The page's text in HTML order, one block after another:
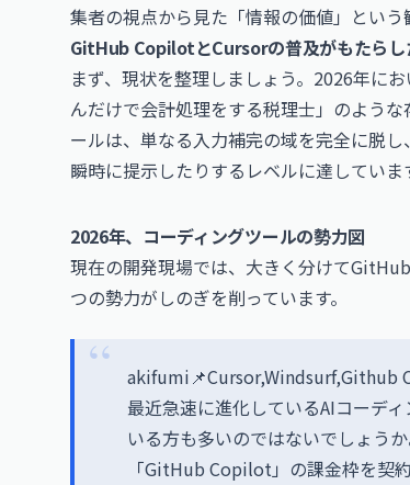
集者の視点から見た「情報の価値」という
GitHub CopilotとCursorの普及がもたらし
まず、現状を整理しましょう。2026年に
んだけで会計処理をする税理士」のよう
ールは、単なる入力補完の域を完全に脱
瞬時に提示したりするレベルに達していま
2026年、コーディングツールの勢力図
現在の開発現場では、大きく分けて
つの勢力がしのぎを削っています。
akifumi📌Cursor,Windsurf,Github
最近急速に進化しているAIコーデ
いる方も多いのではないでしょう
「GitHub Copilot」の課金枠を契